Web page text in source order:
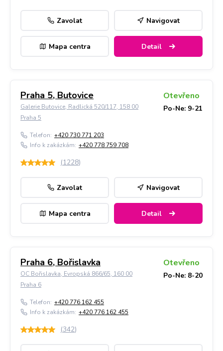
Zavolat Navigovat
Mapa centra Detail
Praha 5, Butovice
Galerie Butovice, Radlická 520/117, 158 00
Praha 5
Otevřeno
Po-Ne: 9-21
Telefon: +420 730 771 203
Info k zakázkám: +420 778 759 708
(1228)
Zavolat Navigovat
Mapa centra Detail
Praha 6, Bořislavka
OC Bořislavka, Evropská 866/65, 160 00
Praha 6
Otevřeno
Po-Ne: 8-20
Telefon: +420 776 162 455
Info k zakázkám: +420 776 162 455
(342)